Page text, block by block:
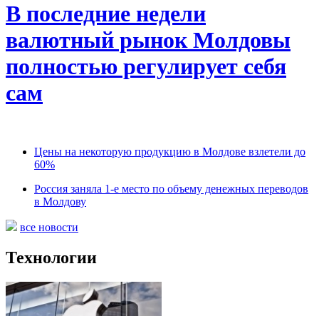
В последние недели
валютный рынок Молдовы
полностью регулирует себя
сам
Цены на некоторую продукцию в Молдове взлетели до
60%
Россия заняла 1-е место по объему денежных переводов
в Молдову
все новости
Технологии